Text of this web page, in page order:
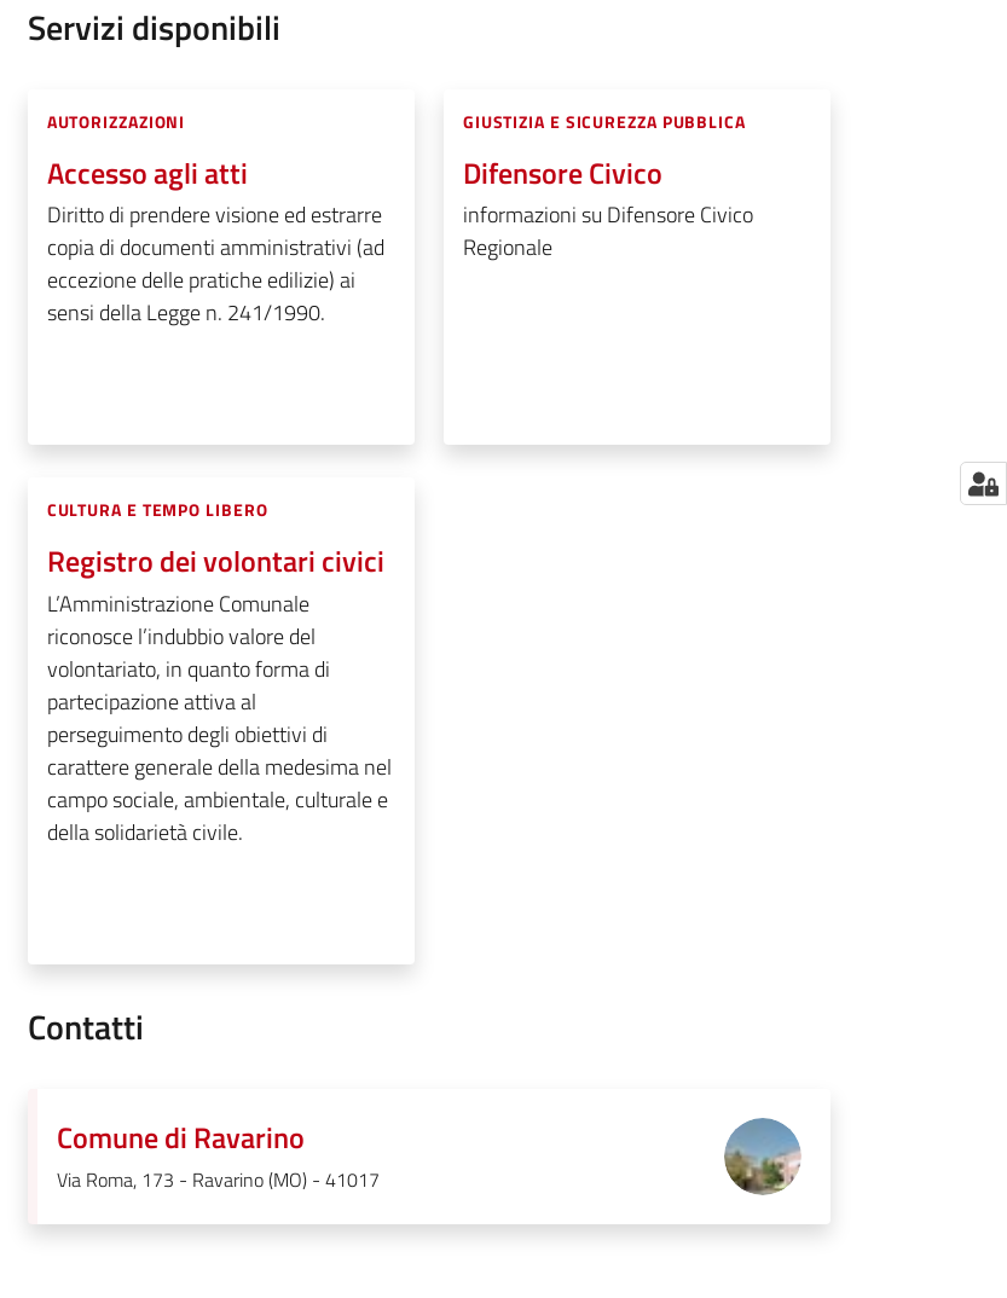
Servizi disponibili
AUTORIZZAZIONI
Accesso agli atti
Diritto di prendere visione ed estrarre
copia di documenti amministrativi (ad
eccezione delle pratiche edilizie) ai
sensi della Legge n. 241/1990.
GIUSTIZIA E SICUREZZA PUBBLICA
Difensore Civico
informazioni su Difensore Civico
Regionale
CULTURA E TEMPO LIBERO
Registro dei volontari civici
L’Amministrazione Comunale
riconosce l’indubbio valore del
volontariato, in quanto forma di
partecipazione attiva al
perseguimento degli obiettivi di
carattere generale della medesima nel
campo sociale, ambientale, culturale e
della solidarietà civile.
Contatti
Comune di Ravarino
Via Roma, 173 - Ravarino (MO) - 41017